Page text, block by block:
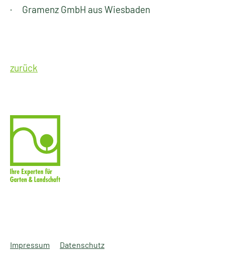
· Gramenz GmbH aus Wiesbaden
zurück
Impressum Datenschutz